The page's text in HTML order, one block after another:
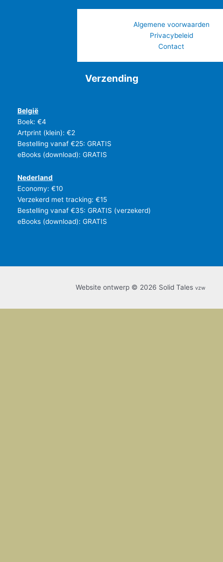
Algemene voorwaarden
Privacybeleid
Contact
Verzending
België
Boek: €4
Artprint (klein): €2
Bestelling vanaf €25: GRATIS
eBooks (download): GRATIS
Nederland
Economy: €10
Verzekerd met tracking: €15
Bestelling vanaf €35: GRATIS (verzekerd)
eBooks (download): GRATIS
Website ontwerp © 2026 Solid Tales vzw